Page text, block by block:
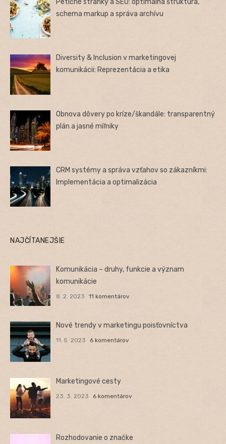
Petičné stránky a SEO: optimálna štruktúra,
schema markup a správa archívu
Diversity & Inclusion v marketingovej
komunikácii: Reprezentácia a etika
Obnova dôvery po kríze/škandále: transparentný
plán a jasné míľniky
CRM systémy a správa vzťahov so zákazníkmi:
Implementácia a optimalizácia
NAJČÍTANEJŠIE
Komunikácia – druhy, funkcie a význam
komunikácie
8. 2. 2023 11 komentárov
Nové trendy v marketingu poisťovníctva
11. 5. 2023 6 komentárov
Marketingové cesty
23. 3. 2023 6 komentárov
Rozhodovanie o značke